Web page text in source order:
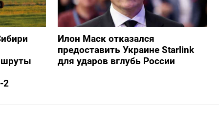
2
Илон Маск отказался
предоставить Украине Starlink
для ударов вглубь России